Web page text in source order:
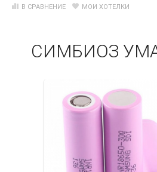
В СРАВНЕНИЕ МОИ ХОТЕЛКИ
СИМБИОЗ